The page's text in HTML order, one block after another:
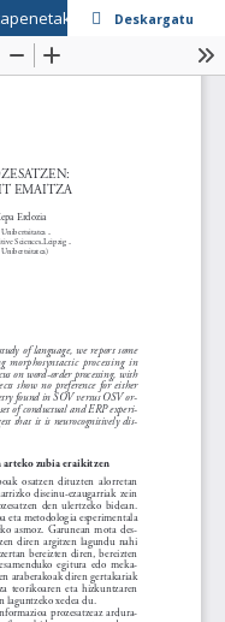
zenbait emaitza
Deskargatu